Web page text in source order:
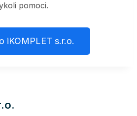
pomoci.
iKOMPLET s.r.o.